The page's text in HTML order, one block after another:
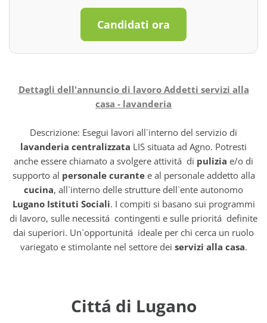
Candidati ora
Dettagli dell'annuncio di lavoro Addetti servizi alla
casa - lavanderia
Descrizione: Esegui lavori all`interno del servizio di
lavanderia centralizzata LIS situata ad Agno. Potresti
anche essere chiamato a svolgere attivitá di pulizia e/o di
supporto al personale curantee al personale addetto alla
cucina, all`interno delle strutture dell`ente autonomo
Lugano Istituti Sociali. I compiti si basano sui programmi
di lavoro, sulle necessitá contingenti e sulle prioritá definite
dai superiori. Un`opportunitá ideale per chi cerca un ruolo
variegato e stimolante nel settore dei servizi alla casa.
Cittá di Lugano